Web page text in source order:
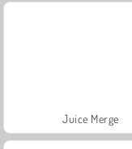
Juice Merge